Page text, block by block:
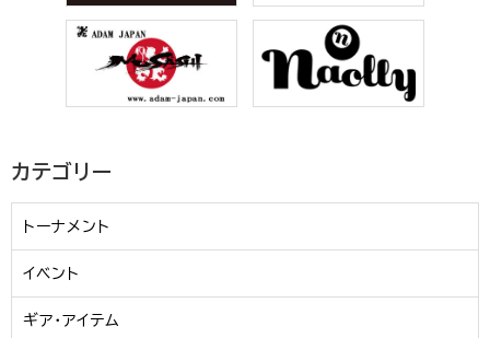
カテゴリー
トーナメント
イベント
ギア・アイテム